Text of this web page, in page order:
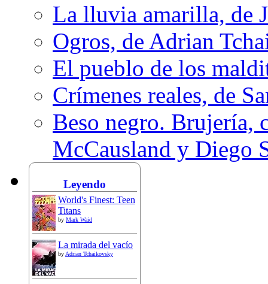
La lluvia amarilla, de
Ogros, de Adrian
El pueblo de los
Crímenes reales, de
Beso negro. Brujería,
McCausland y Diego
Leyendo
World's Finest: Teen
Titans
by Mark Waid
La mirada del vacío
byAdrian Tchaikovsky